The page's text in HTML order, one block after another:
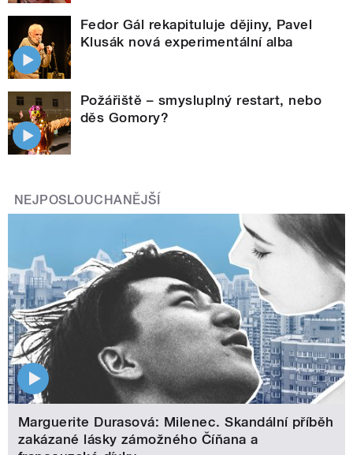
Fedor Gál rekapituluje dějiny, Pavel
Klusák nová experimentální alba
Požářiště – smysluplný restart, nebo
děs Gomory?
NEJPOSLOUCHANĚJŠÍ
Marguerite Durasová: Milenec. Skandální příběh
zakázané lásky zámožného Číňana a